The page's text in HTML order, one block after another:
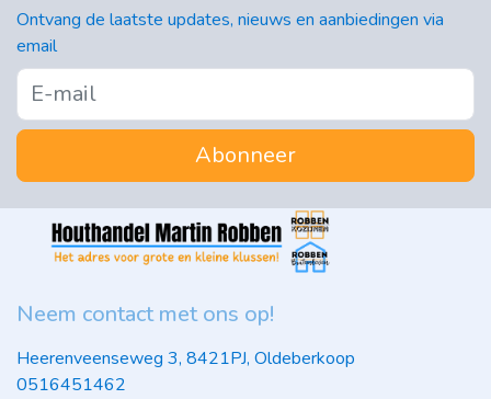
Ontvang de laatste updates, nieuws en aanbiedingen via
email
Abonneer
Neem contact met ons op!
Heerenveenseweg 3, 8421PJ, Oldeberkoop
0516451462